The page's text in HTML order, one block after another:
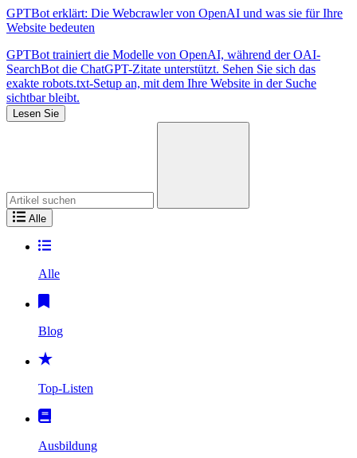
GPTBot erklärt: Die Webcrawler von OpenAI und was sie für Ihre
Website bedeuten
GPTBot trainiert die Modelle von OpenAI, während der OAI-
SearchBot die ChatGPT-Zitate unterstützt. Sehen Sie sich das
exakte robots.txt-Setup an, mit dem Ihre Website in der Suche
sichtbar bleibt.
Lesen Sie
Alle
Alle
Blog
Top-Listen
Ausbildung